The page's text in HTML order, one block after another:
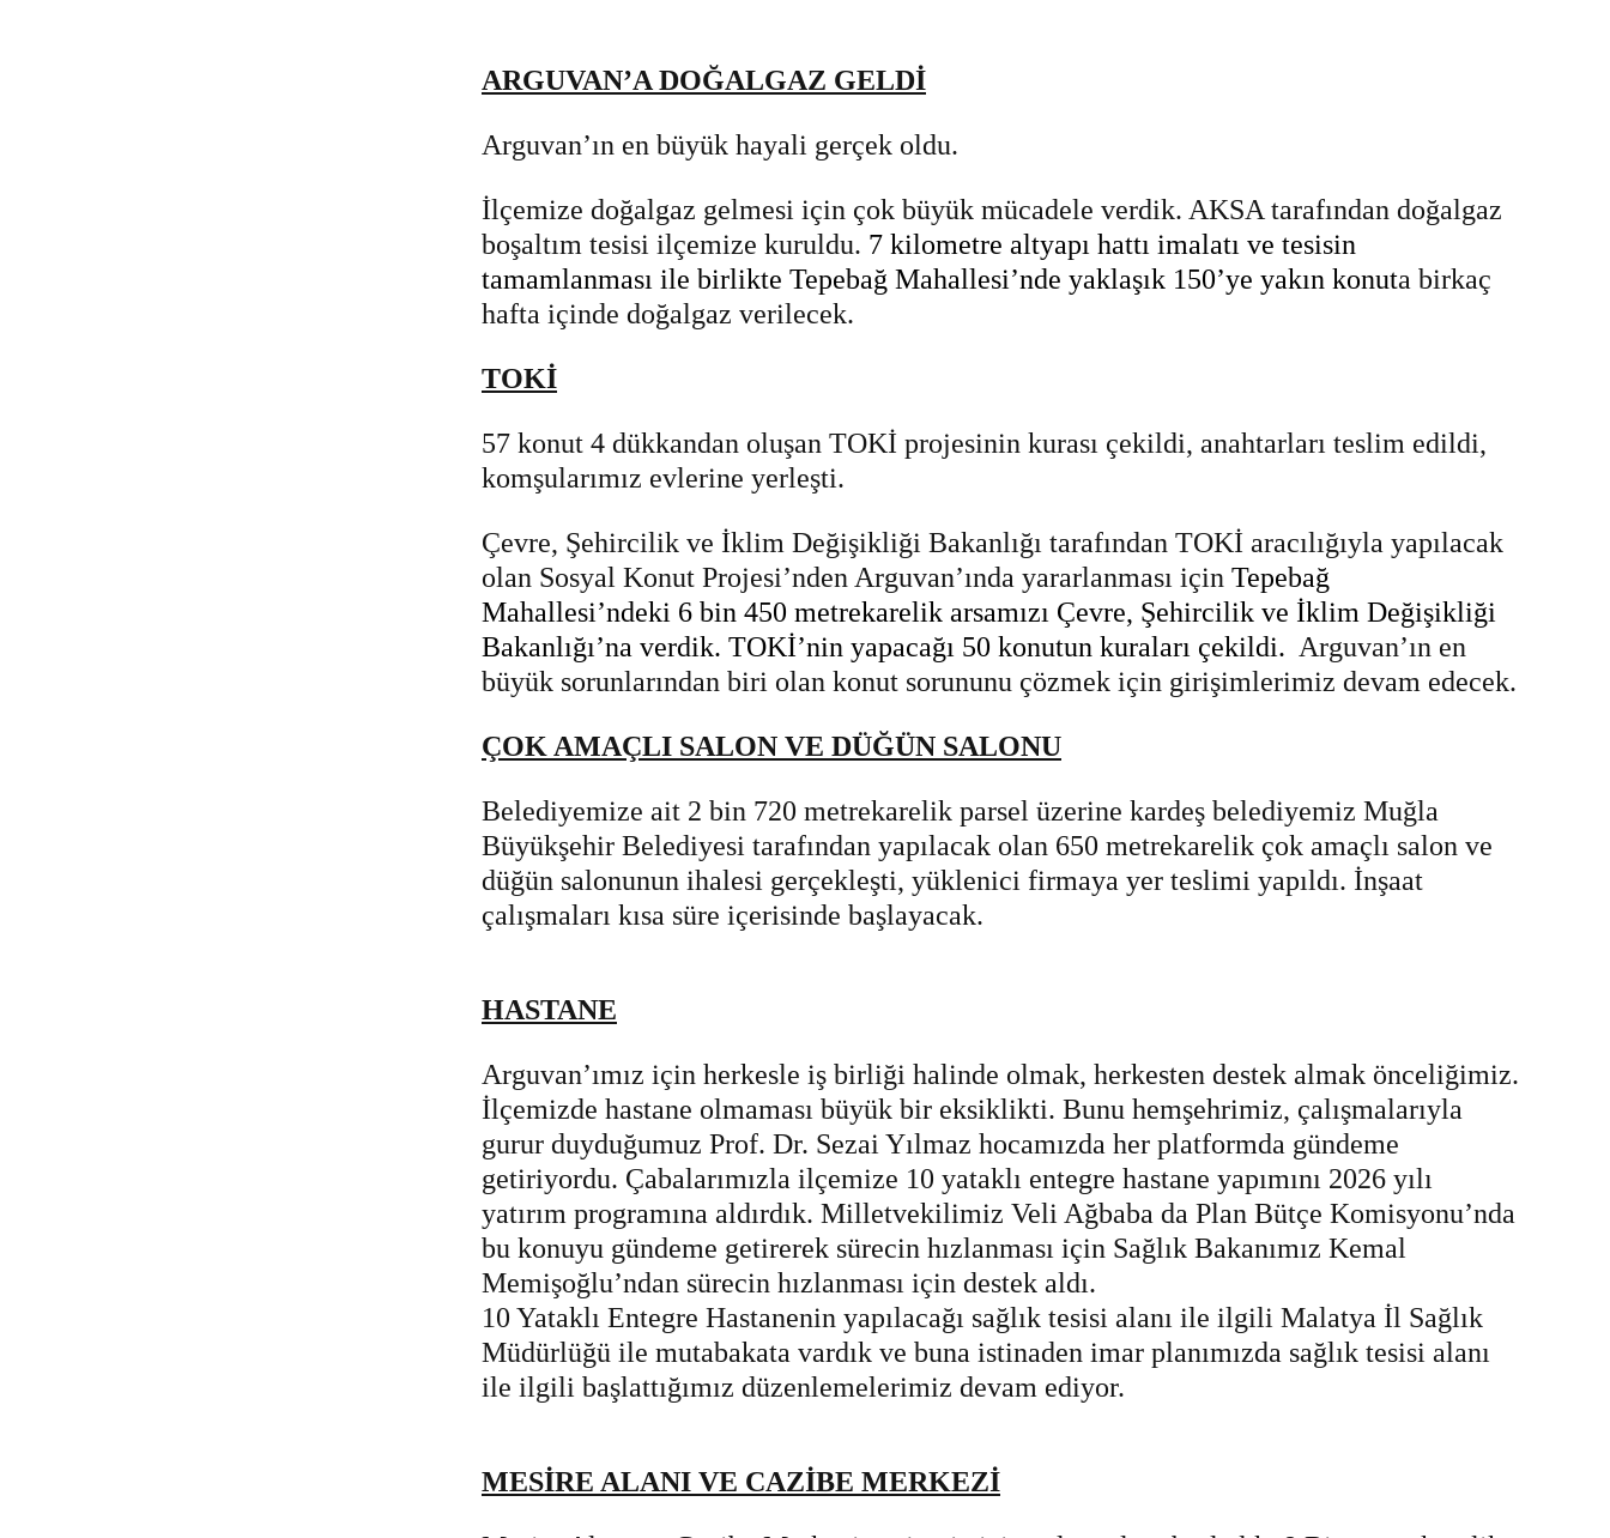
ARGUVAN’A DOĞALGAZ GELDİ
Arguvan’ın en büyük hayali gerçek oldu.
İlçemize doğalgaz gelmesi için çok büyük mücadele verdik. AKSA tarafından doğalgaz
boşaltım tesisi ilçemize kuruldu. 7 kilometre altyapı hattı imalatı ve tesisin
tamamlanması ile birlikte Tepebağ Mahallesi’nde yaklaşık 150’ye yakın konuta birkaç
hafta içinde doğalgaz verilecek.
TOKİ
57 konut 4 dükkandan oluşan TOKİ projesinin kurası çekildi, anahtarları teslim edildi,
komşularımız evlerine yerleşti.
Çevre, Şehircilik ve İklim Değişikliği Bakanlığı tarafından TOKİ aracılığıyla yapılacak
olan Sosyal Konut Projesi’nden Arguvan’ında yararlanması için Tepebağ
Mahallesi’ndeki 6 bin 450 metrekarelik arsamızı Çevre, Şehircilik ve İklim Değişikliği
Bakanlığı’na verdik. TOKİ’nin yapacağı 50 konutun kuraları çekildi. Arguvan’ın en
büyük sorunlarından biri olan konut sorununu çözmek için girişimlerimiz devam edecek.
ÇOK AMAÇLI SALON VE DÜĞÜN SALONU
Belediyemize ait 2 bin 720 metrekarelik parsel üzerine kardeş belediyemiz Muğla
Büyükşehir Belediyesi tarafından yapılacak olan 650 metrekarelik çok amaçlı salon ve
düğün salonunun ihalesi gerçekleşti, yüklenici firmaya yer teslimi yapıldı. İnşaat
çalışmaları kısa süre içerisinde başlayacak.
HASTANE
Arguvan’ımız için herkesle iş birliği halinde olmak, herkesten destek almak önceliğimiz.
İlçemizde hastane olmaması büyük bir eksiklikti. Bunu hemşehrimiz, çalışmalarıyla
gurur duyduğumuz Prof. Dr. Sezai Yılmaz hocamızda her platformda gündeme
getiriyordu. Çabalarımızla ilçemize 10 yataklı entegre hastane yapımını 2026 yılı
yatırım programına aldırdık. Milletvekilimiz Veli Ağbaba da Plan Bütçe Komisyonu’nda
bu konuyu gündeme getirerek sürecin hızlanması için Sağlık Bakanımız Kemal
Memişoğlu’ndan sürecin hızlanması için destek aldı.
10 Yataklı Entegre Hastanenin yapılacağı sağlık tesisi alanı ile ilgili Malatya İl Sağlık
Müdürlüğü ile mutabakata vardık ve buna istinaden imar planımızda sağlık tesisi alanı
ile ilgili başlattığımız düzenlemelerimiz devam ediyor.
MESİRE ALANI VE CAZİBE MERKEZİ